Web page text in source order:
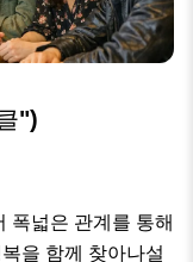
")
폭넓은 관계를 통해
을 함께 찾아나설